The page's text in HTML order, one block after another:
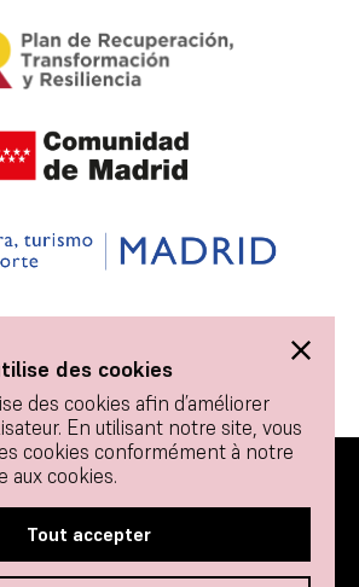
1911 - Tous droits réservés.
Politique des cookies
des cookies
des cookies afin d’améliorer
En utilisant notre site, vous
cookies conformément à notre
aux cookies.
Tout accepter